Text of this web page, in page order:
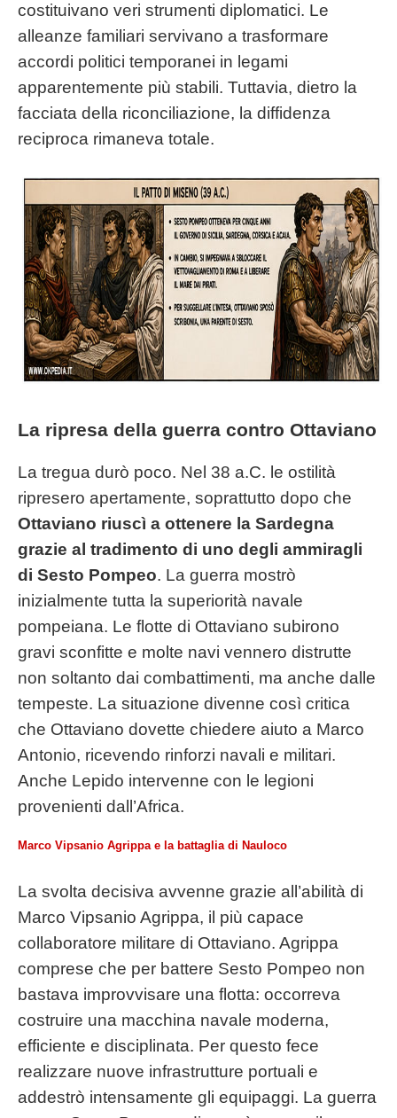
costituivano veri strumenti diplomatici. Le
alleanze familiari servivano a trasformare
accordi politici temporanei in legami
apparentemente più stabili. Tuttavia, dietro la
facciata della riconciliazione, la diffidenza
reciproca rimaneva totale.
La ripresa della guerra contro Ottaviano
La tregua durò poco. Nel 38 a.C. le ostilità
ripresero apertamente, soprattutto dopo che
Ottaviano riuscì a ottenere la Sardegna
grazie al tradimento di uno degli ammiragli
di Sesto Pompeo. La guerra mostrò
inizialmente tutta la superiorità navale
pompeiana. Le flotte di Ottaviano subirono
gravi sconfitte e molte navi vennero distrutte
non soltanto dai combattimenti, ma anche dalle
tempeste. La situazione divenne così critica
che Ottaviano dovette chiedere aiuto a Marco
Antonio, ricevendo rinforzi navali e militari.
Anche Lepido intervenne con le legioni
provenienti dall’Africa.
Marco Vipsanio Agrippa e la battaglia di Nauloco
La svolta decisiva avvenne grazie all’abilità di
Marco Vipsanio Agrippa, il più capace
collaboratore militare di Ottaviano. Agrippa
comprese che per battere Sesto Pompeo non
bastava improvvisare una flotta: occorreva
costruire una macchina navale moderna,
efficiente e disciplinata. Per questo fece
realizzare nuove infrastrutture portuali e
addestrò intensamente gli equipaggi. La guerra